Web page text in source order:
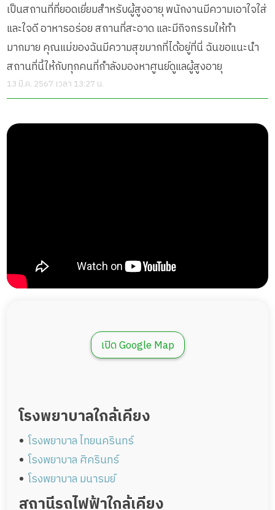
เป็นสถานที่ที่ยอดเยี่ยมสำหรับผู้สูงอายุ พนักงานมีความเอาใจใส่
และใจดี อาหารอร่อย สถานที่สะอาด และมีกิจกรรมให้ทำ
มากมาย คุณแม่ของฉันมีความสุขมากที่ได้อยู่ที่นี่ ฉันขอแนะนำ
สถานที่นี้ให้กับทุกคนที่กำลังมองหาศูนย์ดูแลผู้สูงอายุ
13 มี.ค. 2567 เวลา 13:27 น.
เปิด Google Map
โรงพยาบาลใกล้เคียง
โรงพยาบาล ไทยนครินทร์
โรงพยาบาล ศิครินทร์
โรงพยาบาล มนารมย์
สถานีรถไฟฟ้าใกล้เคียง